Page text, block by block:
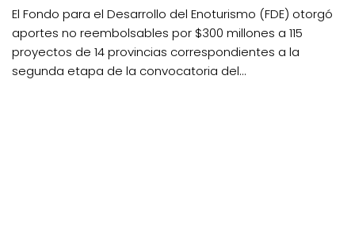
El Fondo para el Desarrollo del Enoturismo (FDE) otorgó
aportes no reembolsables por $300 millones a 115
proyectos de 14 provincias correspondientes a la
segunda etapa de la convocatoria del...